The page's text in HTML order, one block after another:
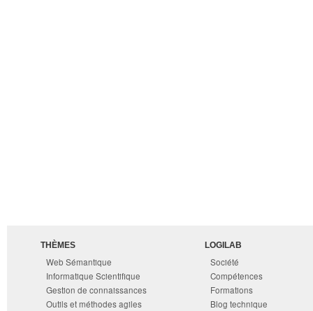
THÈMES
Web Sémantique
Informatique Scientifique
Gestion de connaissances
Outils et méthodes agiles
LOGILAB
Société
Compétences
Formations
Blog technique